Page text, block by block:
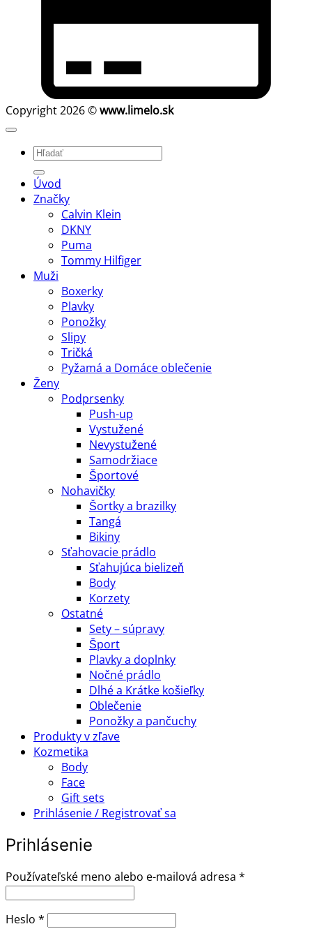
Copyright 2026 ©www.limelo.sk
Hľadať:
Úvod
Značky
Calvin Klein
DKNY
Puma
Tommy Hilfiger
Muži
Boxerky
Plavky
Ponožky
Slipy
Tričká
Pyžamá a Domáce oblečenie
Ženy
Podprsenky
Push-up
Vystužené
Nevystužené
Samodržiace
Športové
Nohavičky
Šortky a brazilky
Tangá
Bikiny
Sťahovacie prádlo
Sťahujúca bielizeň
Body
Korzety
Ostatné
Sety – súpravy
Šport
Plavky a doplnky
Nočné prádlo
Dlhé a Krátke košieľky
Oblečenie
Ponožky a pančuchy
Produkty v zľave
Kozmetika
Body
Face
Gift sets
Prihlásenie / Registrovať sa
Prihlásenie
Používateľské meno alebo e-mailová adresa *
Heslo * Povinné